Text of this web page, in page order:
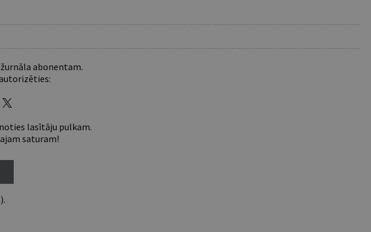
abonentam.
lasītāju pulkam.
saturam!